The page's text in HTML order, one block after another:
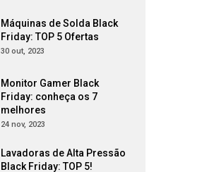
Máquinas de Solda Black
Friday: TOP 5 Ofertas
30 out, 2023
Monitor Gamer Black
Friday: conheça os 7
melhores
24 nov, 2023
Lavadoras de Alta Pressão
Black Friday: TOP 5!